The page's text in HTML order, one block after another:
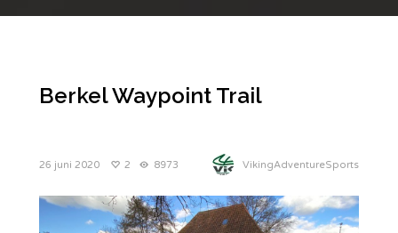
Berkel Waypoint Trail
26 juni 2020 2 8973 VikingAdventureSports